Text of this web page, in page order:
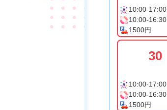
10:00-17:00
10:00-16:30
1500円
30
10:00-17:00
10:00-16:30
1500円